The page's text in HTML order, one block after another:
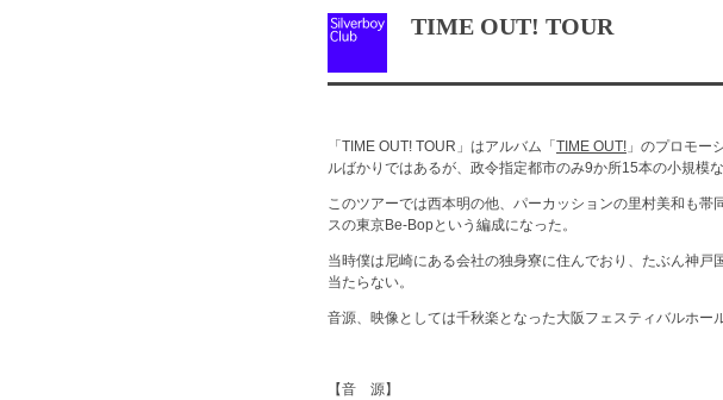
TIME OUT! TOUR
「TIME OUT! TOUR」はアルバム「 TIME OUT! 」のプロモー
ルばかりではあるが、政令指定都市のみ9か所15本の小規模な
このツアーでは西本明の他、パーカッションの里村美和も
スの東京Be-Bopという編成になった。
当時僕は尼崎にある会社の独身寮に住んでおり、たぶん神
当たらない。
音源、映像としては千秋楽となった大阪フェスティバルホー
【音 源】